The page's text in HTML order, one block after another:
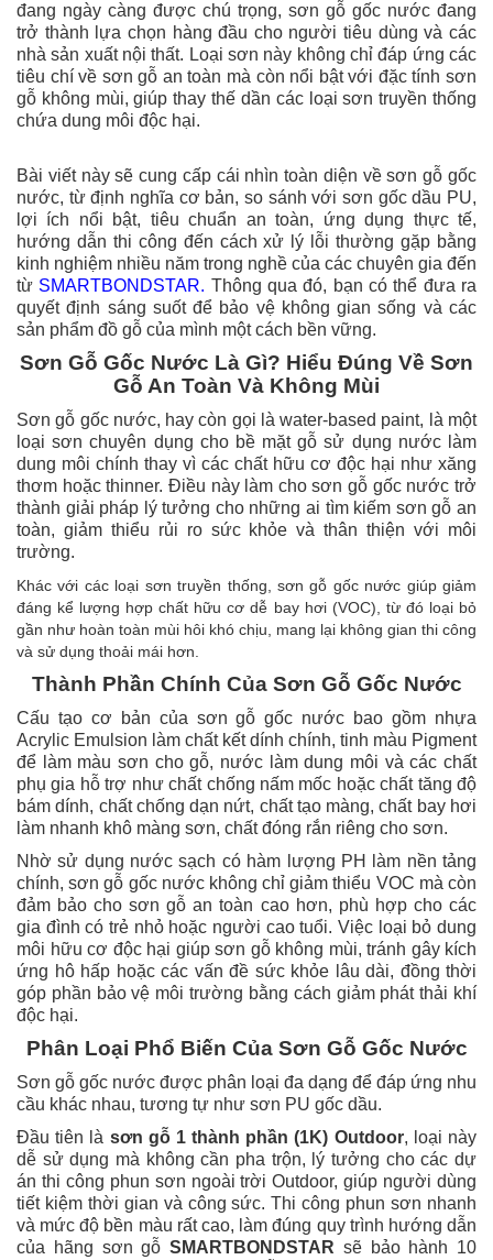
đang ngày càng được chú trọng, sơn gỗ gốc nước đang
trở thành lựa chọn hàng đầu cho người tiêu dùng và các
nhà sản xuất nội thất. Loại sơn này không chỉ đáp ứng các
tiêu chí về sơn gỗ an toàn mà còn nổi bật với đặc tính sơn
gỗ không mùi, giúp thay thế dần các loại sơn truyền thống
chứa dung môi độc hại.
Bài viết này sẽ cung cấp cái nhìn toàn diện về sơn gỗ gốc
nước, từ định nghĩa cơ bản, so sánh với sơn gốc dầu PU,
lợi ích nổi bật, tiêu chuẩn an toàn, ứng dụng thực tế,
hướng dẫn thi công đến cách xử lý lỗi thường gặp bằng
kinh nghiệm nhiều năm trong nghề của các chuyên gia đến
từ SMARTBONDSTAR. Thông qua đó, bạn có thể đưa ra
quyết định sáng suốt để bảo vệ không gian sống và các
sản phẩm đồ gỗ của mình một cách bền vững.
Sơn Gỗ Gốc Nước Là Gì? Hiểu Đúng Về Sơn
Gỗ An Toàn Và Không Mùi
Sơn gỗ gốc nước, hay còn gọi là water-based paint, là một
loại sơn chuyên dụng cho bề mặt gỗ sử dụng nước làm
dung môi chính thay vì các chất hữu cơ độc hại như xăng
thơm hoặc thinner. Điều này làm cho sơn gỗ gốc nước trở
thành giải pháp lý tưởng cho những ai tìm kiếm sơn gỗ an
toàn, giảm thiểu rủi ro sức khỏe và thân thiện với môi
trường.
Khác với các loại sơn truyền thống, sơn gỗ gốc nước giúp giảm
đáng kể lượng hợp chất hữu cơ dễ bay hơi (VOC), từ đó loại bỏ
gần như hoàn toàn mùi hôi khó chịu, mang lại không gian thi công
và sử dụng thoải mái hơn.
Thành Phần Chính Của Sơn Gỗ Gốc Nước
Cấu tạo cơ bản của sơn gỗ gốc nước bao gồm nhựa
Acrylic Emulsion làm chất kết dính chính, tinh màu Pigment
để làm màu sơn cho gỗ, nước làm dung môi và các chất
phụ gia hỗ trợ như chất chống nấm mốc hoặc chất tăng độ
bám dính, chất chống dạn nứt, chất tạo màng, chất bay hơi
làm nhanh khô màng sơn, chất đóng rắn riêng cho sơn.
Nhờ sử dụng nước sạch có hàm lượng PH làm nền tảng
chính, sơn gỗ gốc nước không chỉ giảm thiểu VOC mà còn
đảm bảo cho sơn gỗ an toàn cao hơn, phù hợp cho các
gia đình có trẻ nhỏ hoặc người cao tuổi. Việc loại bỏ dung
môi hữu cơ độc hại giúp sơn gỗ không mùi, tránh gây kích
ứng hô hấp hoặc các vấn đề sức khỏe lâu dài, đồng thời
góp phần bảo vệ môi trường bằng cách giảm phát thải khí
độc hại.
Phân Loại Phổ Biến Của Sơn Gỗ Gốc Nước
Sơn gỗ gốc nước được phân loại đa dạng để đáp ứng nhu
cầu khác nhau, tương tự như sơn PU gốc dầu.
Đầu tiên là sơn gỗ 1 thành phần (1K) Outdoor, loại này
dễ sử dụng mà không cần pha trộn, lý tưởng cho các dự
án thi công phun sơn ngoài trời Outdoor, giúp người dùng
tiết kiệm thời gian và công sức. Thi công phun sơn nhanh
và mức độ bền màu rất cao, làm đúng quy trình hướng dẫn
của hãng sơn gỗ SMARTBONDSTAR sẽ bảo hành 10